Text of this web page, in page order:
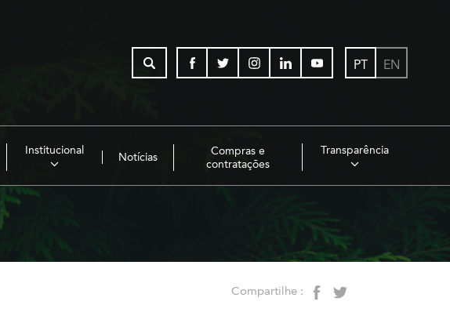
PT EN
Institucional
Notícias
Compras e
contratações
Transparência
Compartilhe :